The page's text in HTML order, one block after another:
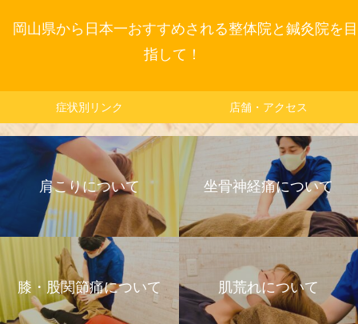
岡山県から日本一おすすめされる整体院と鍼灸院を目
指して！
症状別リンク 店舗・アクセス
肩こりについて 坐骨神経痛について
膝・股関節痛について 肌荒れについて